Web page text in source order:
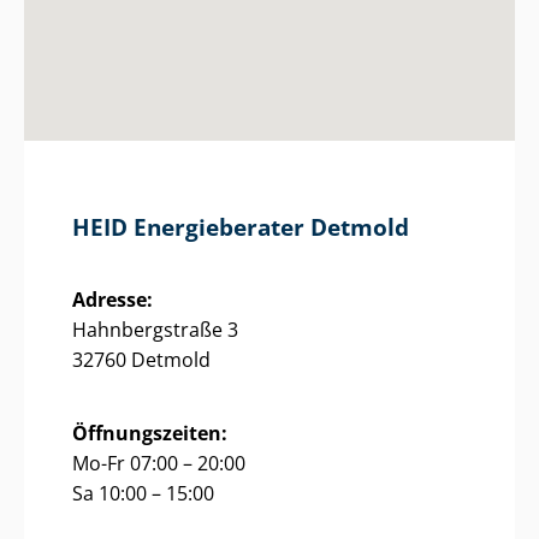
HEID Energieberater Detmold
Adresse:
Hahnbergstraße 3
32760 Detmold
Öffnungszeiten:
Mo-Fr 07:00 – 20:00
Sa 10:00 – 15:00